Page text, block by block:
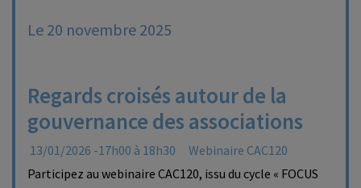
Le 20 novembre 2025
Regards croisés autour de la
gouvernance des associations
13/01/2026 -17h00 à 18h30
Webinaire CAC120
Participez au webinaire CAC120, issu du cycle « FOCUS